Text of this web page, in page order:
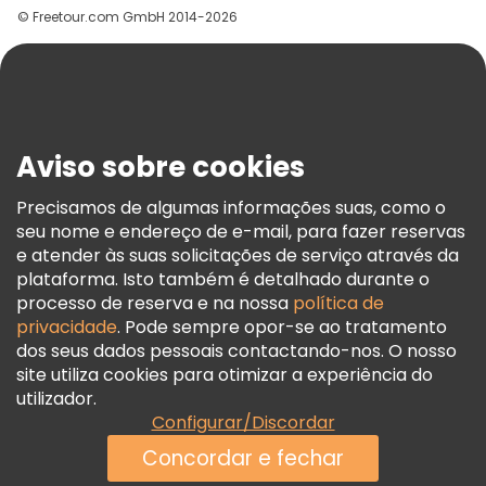
Ajuda
Termos E Informações Legais
Política De Cookies
Freetour Prémios
Programa De Fidelidade
© Freetour.com GmbH 2014-2026
Aviso sobre cookies
Precisamos de algumas informações suas, como o
seu nome e endereço de e-mail, para fazer reservas
e atender às suas solicitações de serviço através da
plataforma. Isto também é detalhado durante o
processo de reserva e na nossa política de
privacidade. Pode sempre opor-se ao tratamento
dos seus dados pessoais contactando-nos. O nosso
site utiliza cookies para otimizar a experiência do
utilizador.
Configurar/Discordar
Concordar e fechar